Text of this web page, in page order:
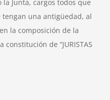
Junta, cargos todos que
una antigüedad, al
la composición de la
de “JURISTAS